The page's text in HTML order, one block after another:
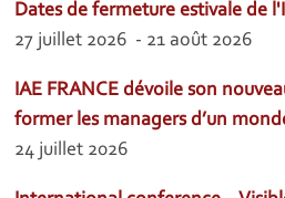
Dates de fermeture estivale de
27 juillet 2026 - 21 août 2026
IAE FRANCE dévoile son
former les managers d’un
24 juillet 2026